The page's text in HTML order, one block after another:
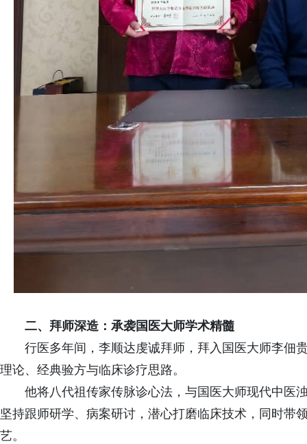
二、拜师深造：承袭国医大师学术精髓
行医多年间，李顺达虔诚拜师，拜入国医大师李佃
理论、经典验方与临床诊疗思路。
他将八代祖传家传脉诊心法，与国医大师现代中医
坚持跟师研学、病案研讨，潜心打磨临床技术，同时带
艺。